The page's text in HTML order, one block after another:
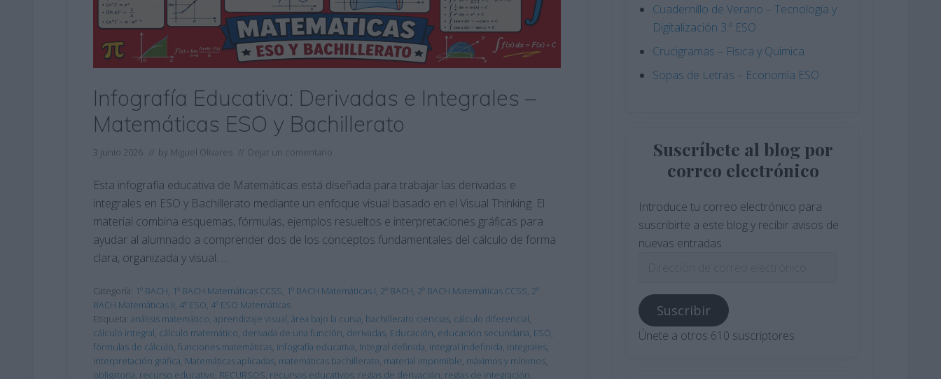
Infografía Educativa: Derivadas e Integrales –
Matemáticas ESO y Bachillerato
3 junio 2026 // by Miguel Olivares // Dejar un comentario
Esta infografía educativa de Matemáticas está diseñada para trabajar las derivadas e
integrales en ESO y Bachillerato mediante un enfoque visual basado en el Visual Thinking. El
material combina esquemas, fórmulas, ejemplos resueltos e interpretaciones gráficas para
ayudar al alumnado a comprender dos de los conceptos fundamentales del cálculo de forma
clara, organizada y visual. …
Categoría: 1º BACH, 1º BACH Matemáticas CCSS, 1º BACH Matemáticas I, 2º BACH, 2º BACH Matemáticas CCSS, 2º
BACH Matemáticas II, 4º ESO, 4º ESO Matemáticas
Etiqueta: análisis matemático, aprendizaje visual, área bajo la curva, bachillerato ciencias, cálculo diferencial,
cálculo integral, cálculo matemático, derivada de una función, derivadas, Educación, educación secundaria, ESO,
fórmulas de cálculo, funciones matemáticas, infografía educativa, Integral definida, integral indefinida, integrales,
interpretación gráfica, Matemáticas aplicadas, matemáticas bachillerato, material imprimible, máximos y mínimos,
obligatoria, recurso educativo, RECURSOS, recursos educativos, reglas de derivación, reglas de integración,
Cuadernillo de Verano – Tecnología y
Digitalización 3.º ESO
Crucigramas – Física y Química
Sopas de Letras – Economía ESO
Suscríbete al blog por
correo electrónico
Introduce tu correo electrónico para
suscribirte a este blog y recibir avisos de
nuevas entradas.
correo
electrónico
Suscribir
Únete a otros 610 suscriptores